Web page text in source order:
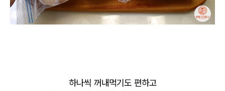
하나씩 꺼내먹기도 편하고